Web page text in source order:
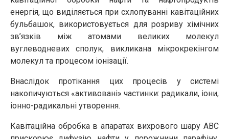
енергія, що виділяється при схлопуванні кавітаційних
бульбашок, використовується для розриву хімічних
зв’язків між атомами великих молекул
вуглеводневих сполук, викликана мікрокрекінгом
молекул та процесом іонізації.
Внаслідок протікання цих процесів у системі
накопичуються «активовані» частинки: радикали, іони,
іонно-радикальні утворення.
Кавітаційна обробка в апаратах вихрового шару АВС